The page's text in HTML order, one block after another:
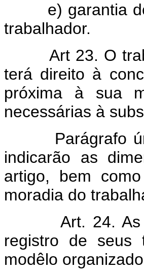
e) garantia de
trabalhador.
Art 23. O
terá direito à
próxima à sua
necessárias à
Parágrafo
indicarão as
artigo, bem
moradia do
Art. 24.
registro de seus
modêlo